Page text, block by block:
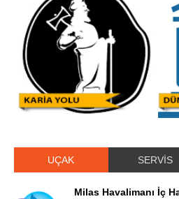
UÇAK SERVİS
Milas Havalimanı İç